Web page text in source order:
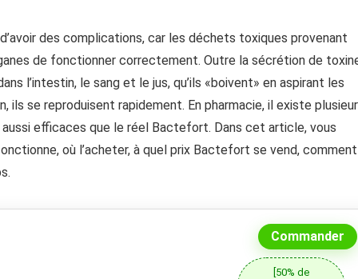
des complications, car les déchets toxiques provenant
de fonctionner correctement. Outre la sécrétion de
l’intestin, le sang et le jus, qu’ils «boivent» en aspirant les
ils se reproduisent rapidement. En pharmacie, il existe
efficaces que le réel Bactefort. Dans cet article, vous
où l’acheter, à quel prix Bactefort se vend, comment
Commander
[50% de